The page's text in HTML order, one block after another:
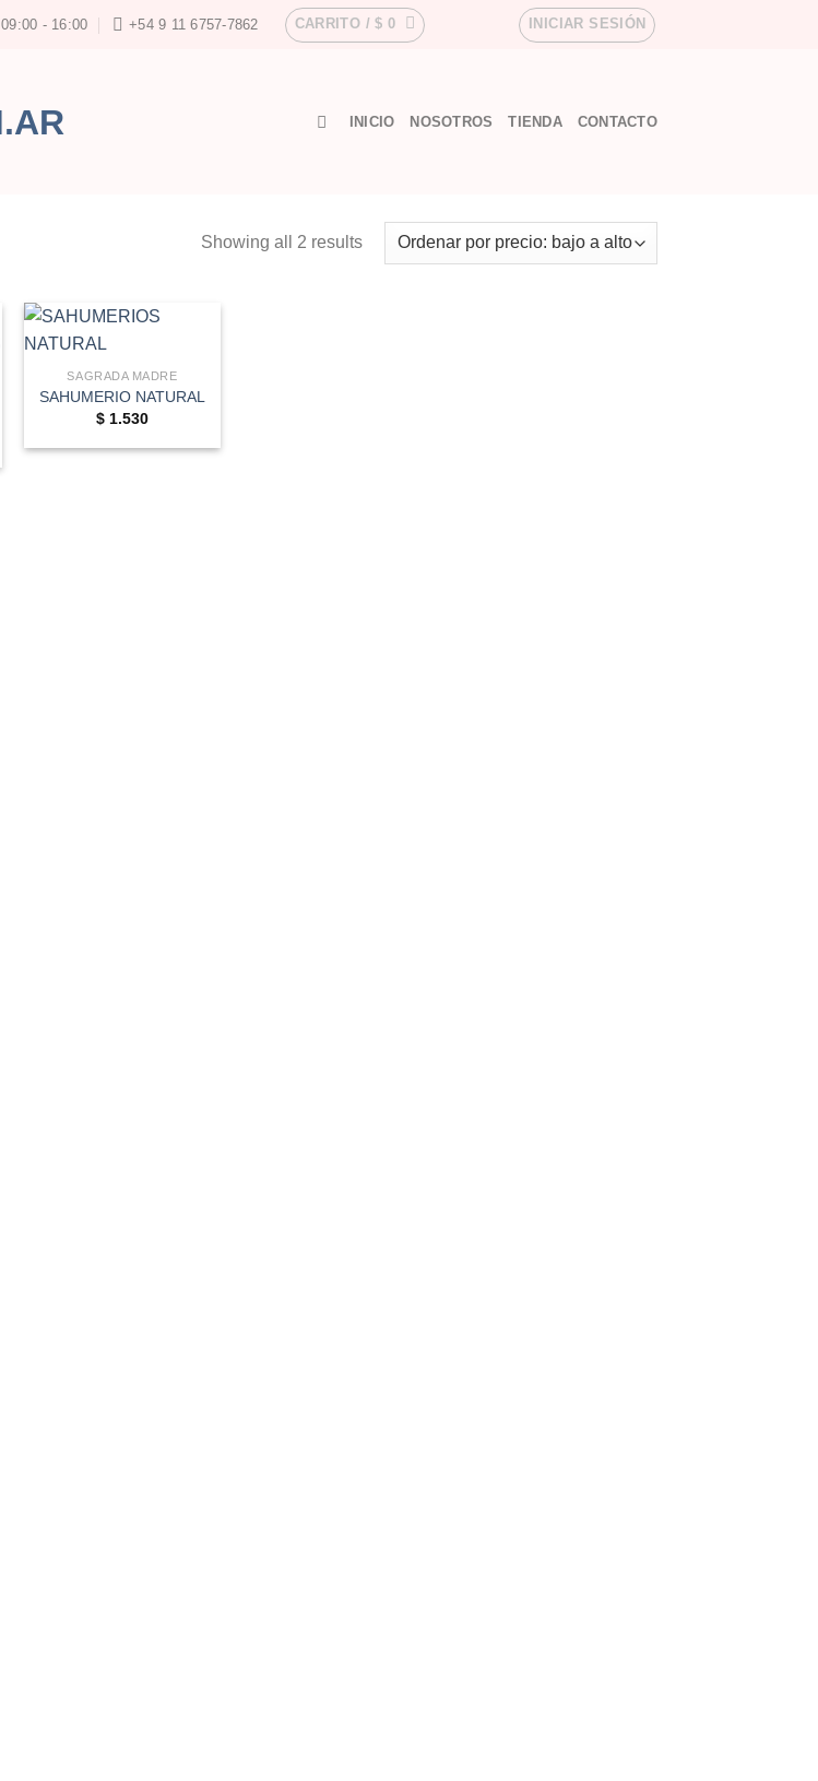
09:00 - 16:00 +54 9 11 6757-7862 CARRITO /$ 0 INICIAR SESIÓN
INICIO NOSOTROS TIENDA CONTACTO
Showing all 2 results
SAGRADA MADRE
SAHUMERIO NATURAL
$ 1.530